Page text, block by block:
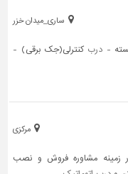
ساری_میدان خزر
- درب کنترلی(جک برقی) -
مرکزی
زمینه مشاوره فروش و نصب